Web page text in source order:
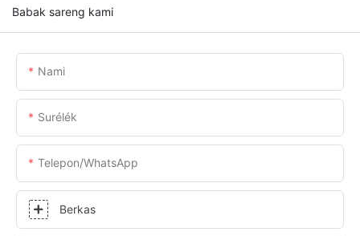
Babak sareng kami
Nami
Surélék
Telepon/whatsApp
Berkas